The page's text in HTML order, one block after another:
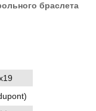
браслета